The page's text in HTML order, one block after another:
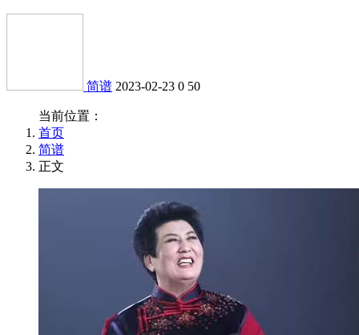
简谱 2023-02-23 0 50
当前位置：
首页
简谱
正文